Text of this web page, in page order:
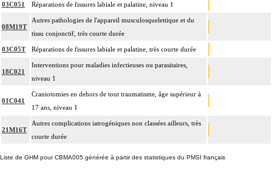
03C051 Réparations de fissures labiale et palatine, niveau 1
08M19T
Autres pathologies de l'appareil musculosquelettique et du
tissu conjonctif, très courte durée
03C05T Réparations de fissures labiale et palatine, très courte durée
18C021
Interventions pour maladies infectieuses ou parasitaires,
niveau 1
01C041
Craniotomies en dehors de tout traumatisme, âge supérieur à
17 ans, niveau 1
21M16T
Autres complications iatrogéniques non classées ailleurs, très
courte durée
Liste de GHM pour CBMA005 générée à partir des statistiques du PMSI français